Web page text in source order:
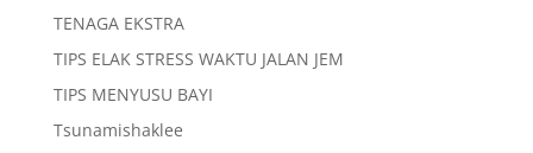
TENAGA EKSTRA
TIPS ELAK STRESS WAKTU JALAN JEM
TIPS MENYUSU BAYI
Tsunamishaklee